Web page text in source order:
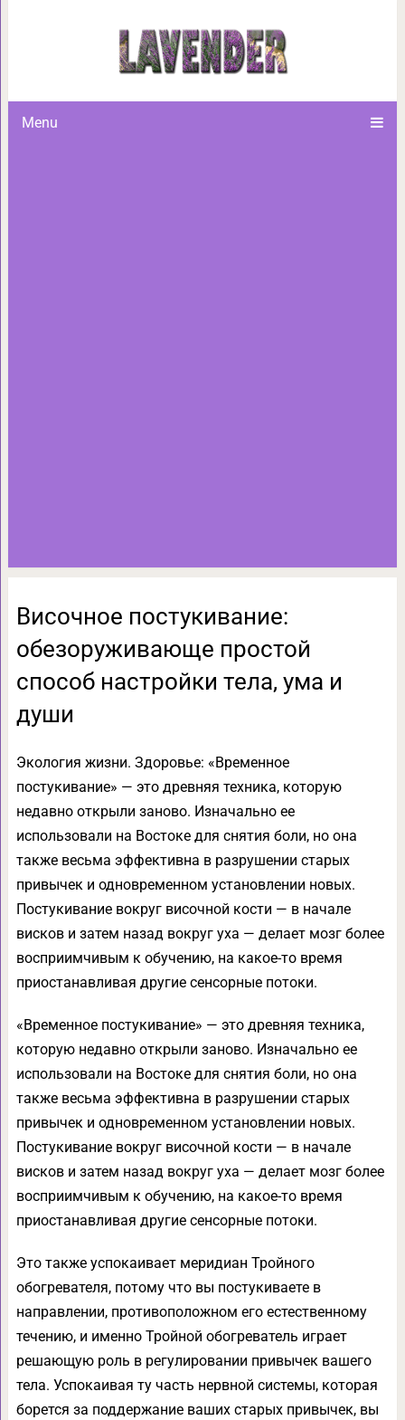
Menu
Височное постукивание:
настройки
Височное постукивание:
обезоруживающе простой
способ настройки тела, ума и
души
Экология жизни. Здоровье: «Временное
постукивание» — это древняя техника, которую
недавно открыли заново. Изначально ее
использовали на Востоке для снятия боли, но она
также весьма эффективна в разрушении старых
привычек и одновременном установлении новых.
Постукивание вокруг височной кости — в начале
висков и затем назад вокруг уха — делает мозг более
восприимчивым к обучению, на какое-то время
приостанавливая другие сенсорные потоки.
«Временное постукивание» — это древняя техника,
которую недавно открыли заново. Изначально ее
использовали на Востоке для снятия боли, но она
также весьма эффективна в разрушении старых
привычек и одновременном установлении новых.
Постукивание вокруг височной кости — в начале
висков и затем назад вокруг уха — делает мозг более
восприимчивым к обучению, на какое-то время
приостанавливая другие сенсорные потоки.
Это также успокаивает меридиан Тройного
обогревателя, потому что вы постукиваете в
направлении, противоположном его естественному
течению, и именно Тройной обогреватель играет
решающую роль в регулировании привычек вашего
тела. Успокаивая ту часть нервной системы, которая
борется за поддержание ваших старых привычек, вы